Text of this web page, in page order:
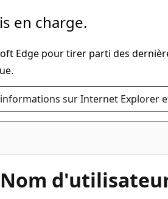
en charge.
Edge pour tirer parti des
sur Internet Explorer